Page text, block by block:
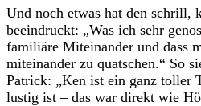
Und noch etwas hat den schrill,
beeindruckt: „Was ich sehr
familiäre Miteinander und dass
miteinander zu quatschen.“ So
Patrick: „Ken ist ein ganz toller
lustig ist – das war direkt wie